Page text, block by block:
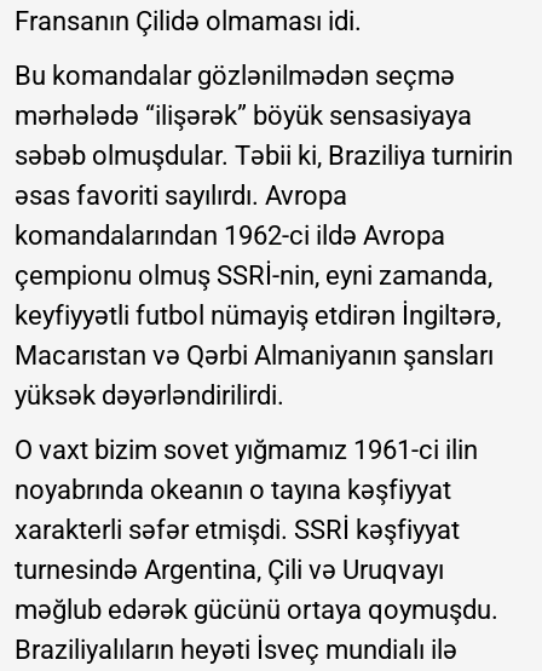
Fransanın Çilidə olmaması idi.
Bu komandalar gözlənilmədən seçmə
mərhələdə “ilişərək” böyük sensasiyaya
səbəb olmuşdular. Təbii ki, Braziliya turnirin
əsas favoriti sayılırdı. Avropa
komandalarından 1962-ci ildə Avropa
çempionu olmuş SSRİ-nin, eyni zamanda,
keyfiyyətli futbol nümayiş etdirən İngiltərə,
Macarıstan və Qərbi Almaniyanın şansları
yüksək dəyərləndirilirdi.
O vaxt bizim sovet yığmamız 1961-ci ilin
noyabrında okeanın o tayına kəşfiyyat
xarakterli səfər etmişdi. SSRİ kəşfiyyat
turnesində Argentina, Çili və Uruqvayı
məğlub edərək gücünü ortaya qoymuşdu.
Braziliyalıların heyəti İsveç mundialı ilə